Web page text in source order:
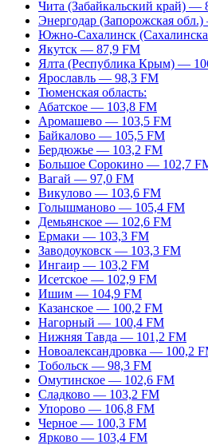
Чита (Забайкальский край) —
Энергодар (Запорожская обл.)
Южно-Сахалинск
Якутск — 87,9 FM
Ялта (Республика Крым) —
Ярославль — 98,3 FM
Тюменская область:
Абатское — 103,8 FM
Аромашево — 103,5 FM
Байкалово — 105,5 FM
Бердюжье — 103,2 FM
Большое Сорокино — 102,7
Вагай — 97,0 FM
Викулово — 103,6 FM
Голышманово — 105,4 FM
Демьянское — 102,6 FM
Ермаки — 103,3 FM
Заводоуковск — 103,3 FM
Ингаир — 103,2 FM
Исетское — 102,9 FM
Ишим — 104,9 FM
Казанское — 100,2 FM
Нагорный — 100,4 FM
Нижняя Тавда — 101,2 FM
Новоалександровка — 100,2
Тобольск — 98,3 FM
Омутинское — 102,6 FM
Сладково — 103,2 FM
Упорово — 106,8 FM
Черное — 100,3 FM
Ярково — 103,4 FM